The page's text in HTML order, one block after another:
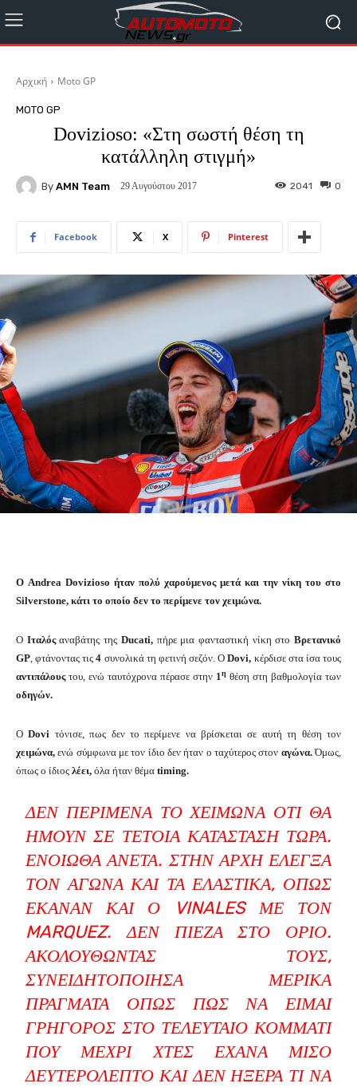
Αρχική Moto GP
MOTO GP
Dovizioso: «Στη σωστή θέση τη
κατάλληλη στιγμή»
By AMN Team 29 Αυγούστου 2017 0
2041
Facebook X Pinterest
Ο Andrea Dovizioso ήταν πολύ χαρούμενος μετά και την νίκη του στο
Silverstone, κάτι το οποίο δεν το περίμενε τον χειμώνα.
Ο Ιταλόςαναβάτης της Ducati,πήρε μια φανταστική νίκη στοΒρετανικό
GP , φτάνοντας τις 4 συνολικά τη φετινή σεζόν. ΟDovi, κέρδισε στα ίσα τους
αντιπάλουςτου, ενώ ταυτόχρονα πέρασε στην 1η θέση στη βαθμολογία των
οδηγών.
ΟDovi τόνισε, πως δεν το περίμενε να βρίσκεται σε αυτή τη θέση τον
χειμώνα, ενώ σύμφωνα με τον ίδιο δεν ήταν ο ταχύτερος στον αγώνα.Όμως,
όπως ο ίδιος λέει, όλα ήταν θέμα timing.
ΔΕΝ ΠΕΡΊΜΕΝΑ ΤΟ ΧΕΙΜΏΝΑ ΌΤΙ ΘΑ
ΉΜΟΥΝ ΣΕ ΤΈΤΟΙΑ ΚΑΤΆΣΤΑΣΗ ΤΏΡΑ.
ΈΝΟΙΩΘΑ ΆΝΕΤΑ. ΣΤΗΝ ΑΡΧΉ ΈΛΕΓΞΑ
ΤΟΝ ΑΓΏΝΑ ΚΑΙ ΤΑ ΕΛΑΣΤΙΚΆ, ΌΠΩΣ
ΈΚΑΝΑΝ ΚΑΙ Ο VINALES ΜΕ ΤΟΝ
MARQUEZ. ΔΕΝ ΠΊΕΖΑ ΣΤΟ ΌΡΙΟ.
ΑΚΟΛΟΥΘΏΝΤΑΣ ΤΟΥΣ,
ΣΥΝΕΙΔΗΤΟΠΟΊΗΣΑ ΜΕΡΙΚΆ
ΠΡΆΓΜΑΤΑ ΌΠΩΣ ΠΩΣ ΝΑ ΕΊΜΑΙ
ΓΡΉΓΟΡΟΣ ΣΤΟ ΤΕΛΕΥΤΑΊΟ ΚΟΜΜΆΤΙ
ΠΟΥ ΜΈΧΡΙ ΧΤΕΣ ΈΧΑΝΑ ΜΙΣΌ
ΔΕΥΤΕΡΌΛΕΠΤΟ ΚΑΙ ΔΕΝ ΉΞΕΡΑ ΤΙ ΝΑ